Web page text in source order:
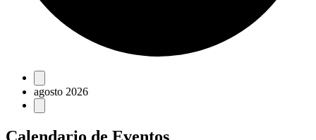
Eventos
agosto 2026